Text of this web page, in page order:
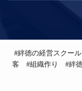
#絆徳の経営スクー
客 #組織作り #絆